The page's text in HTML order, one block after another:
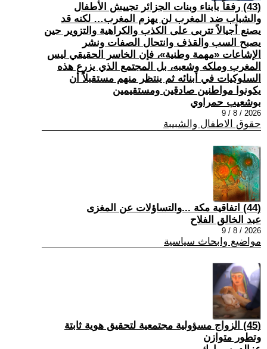
(43) رفقاً بأبناء وبنات الجزائر تجييش الأطفال
والشباب ضد المغرب لن يهزم المغرب… لكنه قد
يصنع أجيالاً تتربى على الكذب والكراهية والتزوير حين
يصبح السب والقذف وانتحال الصفات ونشر
الإشاعات «مهمة وطنية»، فإن الخاسر الحقيقي ليس
المغرب وملكه وشعبه، بل المجتمع الذي يزرع هذه
السلوكيات في أبنائه ثم ينتظر منهم مستقبلاً أن
يكونوا مواطنين صادقين ومستقيمين
بوشعيب حمراوي
2026 / 8 / 9
حقوق الاطفال والشبيبة
(44) اتفاقية مكة ...والتساؤلات عن المغزى
عبد الخالق الفلاح
2026 / 8 / 9
مواضيع وابحاث سياسية
(45) الزواج مسؤولية مجتمعية لتحقيق هوية ثابتة
وتطور متوازن